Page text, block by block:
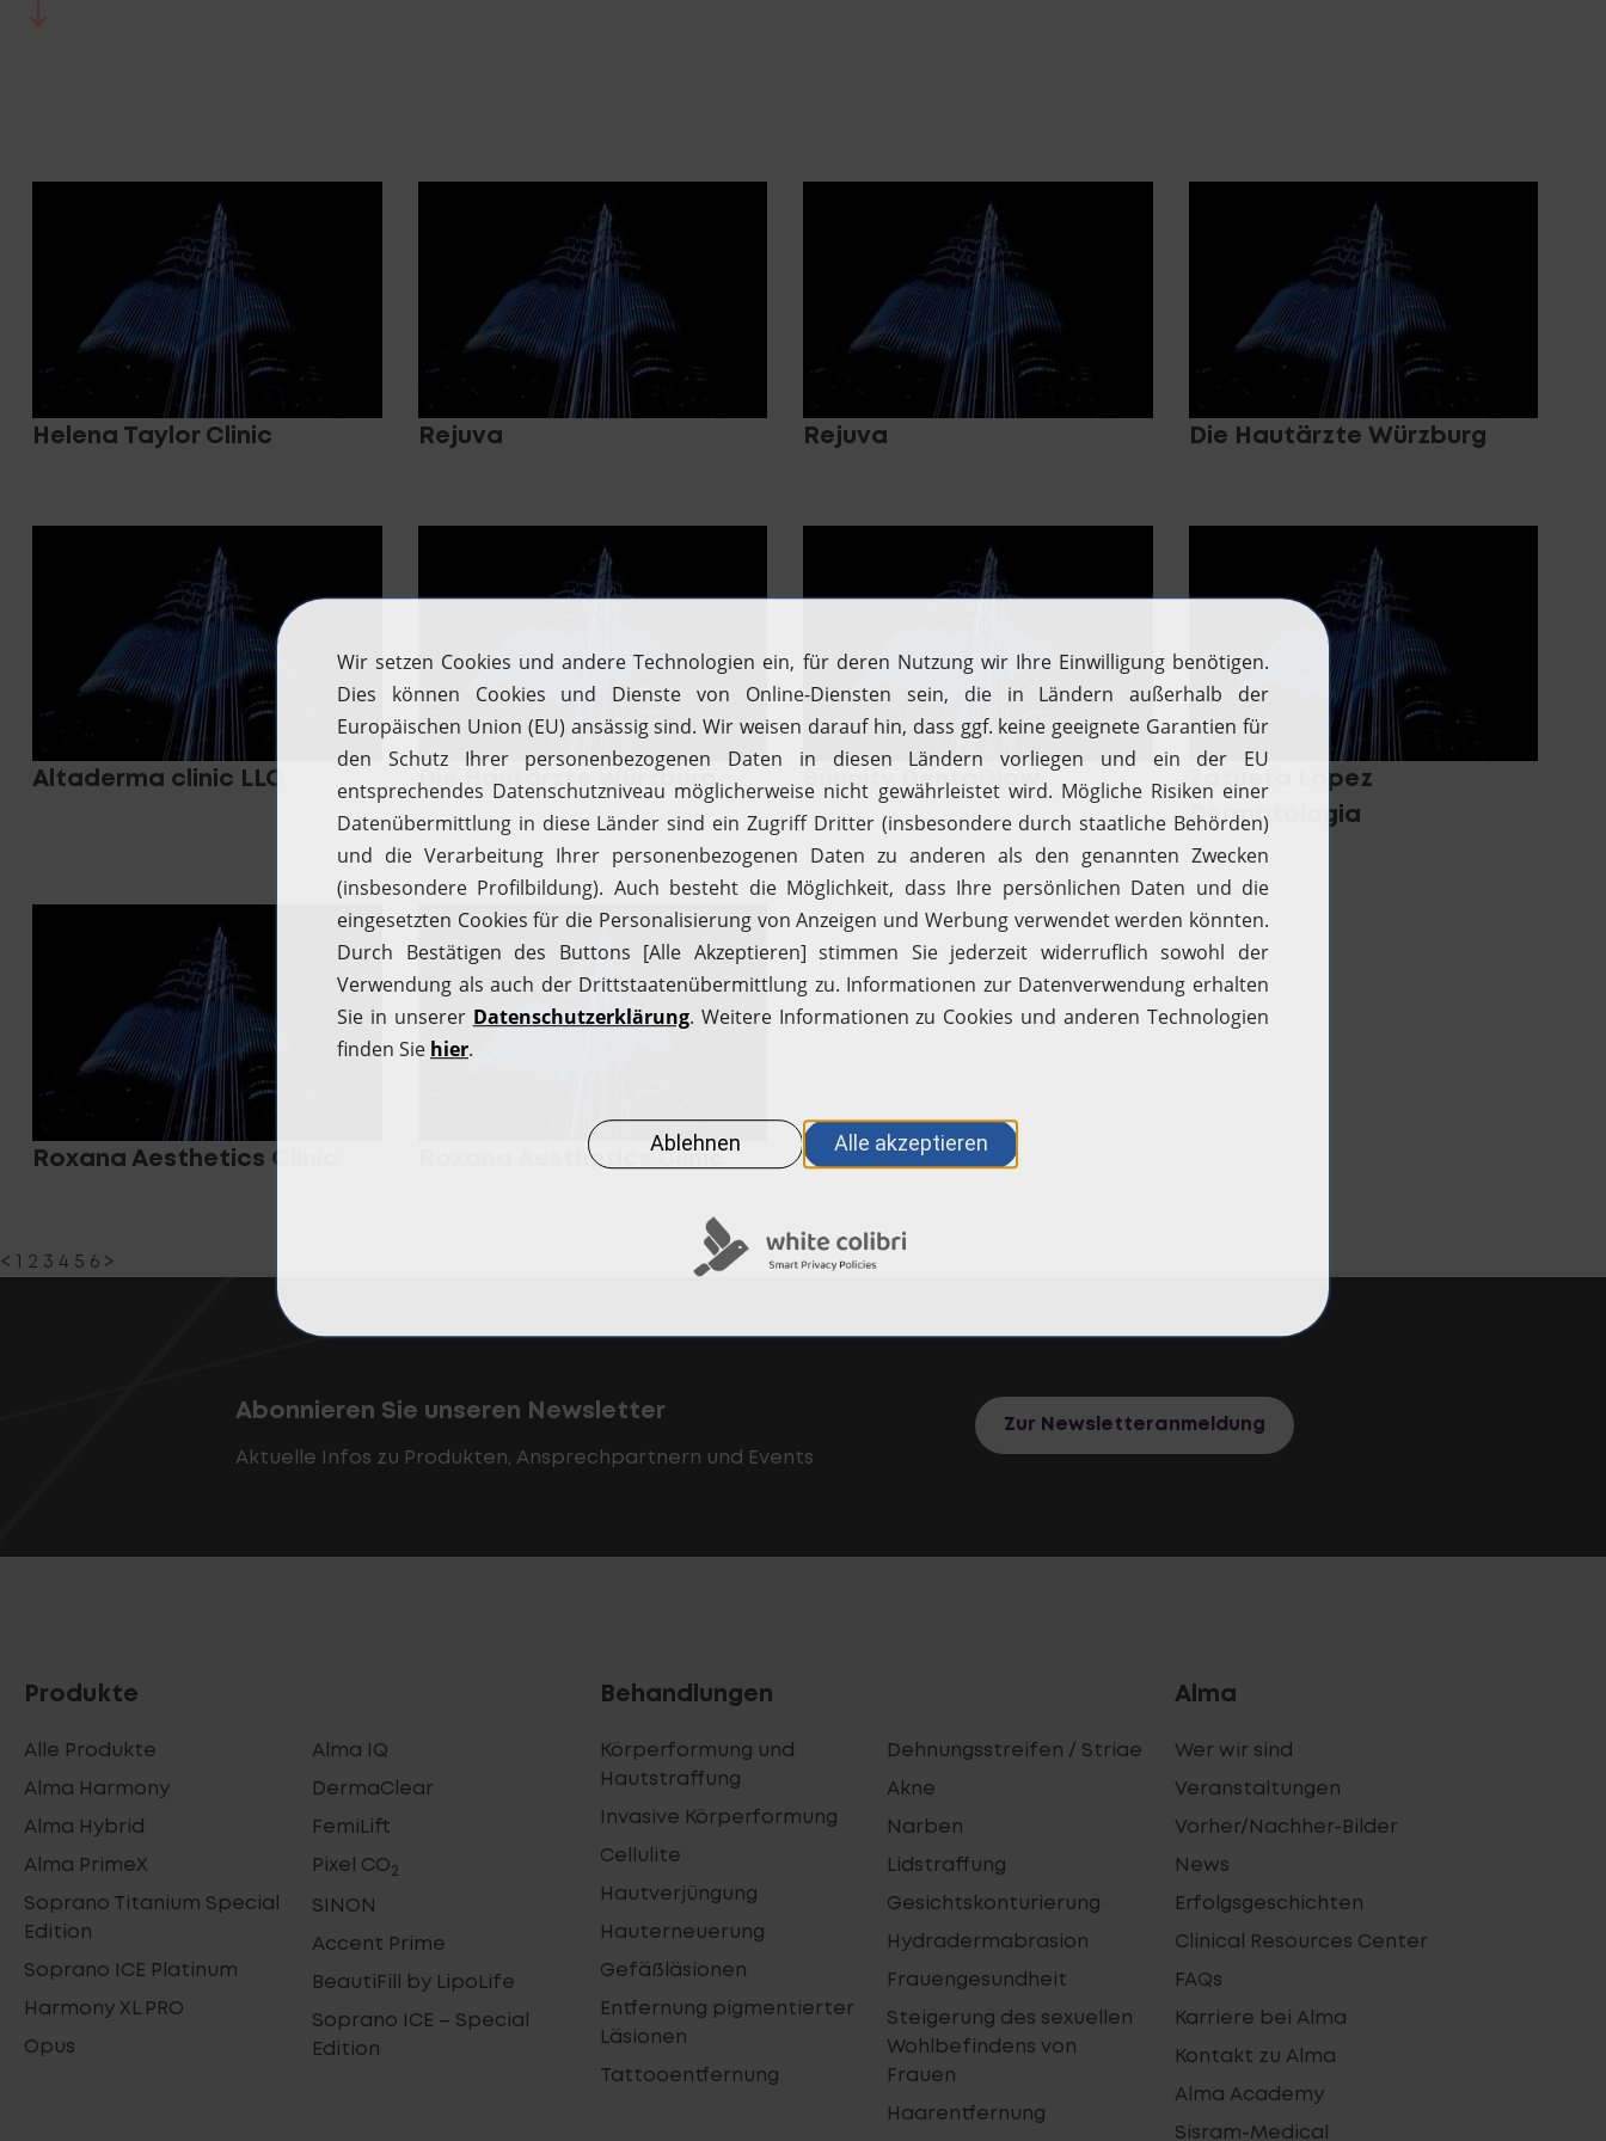
Helena Taylor Clinic Rejuva Rejuva Die Hautärzte Würzburg
Altaderma clinic LLC Die Hautärzte Würzburg Suncity DentaGlow
Zazueta Lopez
Dermatologia
Roxana Aesthetics Clinic Roxana Aesthetics Clinic
< 2 3 4 5 6 >
Abonnieren Sie unseren Newsletter
Aktuelle Infos zu Produkten, Ansprechpartnern und Events
Zur Newsletteranmeldung
Produkte
Alle Produkte
Alma Harmony
Alma Hybrid
Alma PrimeX
Soprano Titanium Special
Edition
Soprano ICE Platinum
Harmony XL PRO
Opus
Alma IQ
DermaClear
FemiLift
Pixel CO2
SINON
Accent Prime
BeautiFill by LipoLife
Soprano ICE – Special
Edition
Behandlungen
Körperformung und
Hautstraffung
Invasive Körperformung
Cellulite
Hautverjüngung
Hauterneuerung
Gefäßläsionen
Entfernung pigmentierter
Läsionen
Tattooentfernung
Dehnungsstreifen / Striae
Akne
Narben
Lidstraffung
Gesichtskonturierung
Hydradermabrasion
Frauengesundheit
Steigerung des sexuellen
Wohlbefindens von
Frauen
Haarentfernung
Alma
Wer wir sind
Veranstaltungen
Vorher/Nachher-Bilder
News
Erfolgsgeschichten
Clinical Resources Center
FAQs
Karriere bei Alma
Kontakt zu Alma
Alma Academy
Sisram-Medical